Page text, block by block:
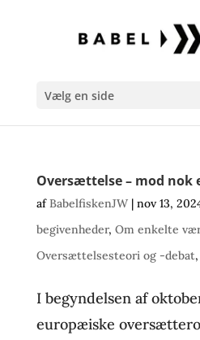
Vælg en side
Oversættelse – mod nok
afBabelfiskenJW| nov 13,
begivenheder, Om enkelte
Oversættelsesteori og -debat,
I begyndelsen af
europæiske